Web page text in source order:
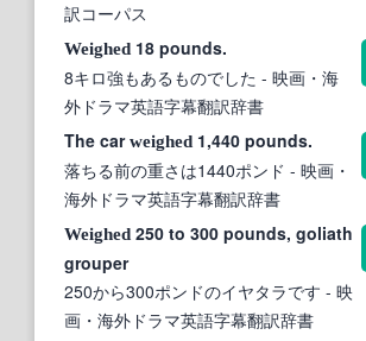
訳コーパス
Weighed 18 pounds.
8キロ強もあるものでした - 映画・海
外ドラマ英語字幕翻訳辞書
The carweighed 1,440 pounds.
落ちる前の重さは1440ポンド - 映画・
海外ドラマ英語字幕翻訳辞書
Weighed 250 to 300 pounds, goliath
grouper
250から300ポンドのイヤタラです - 映
画・海外ドラマ英語字幕翻訳辞書